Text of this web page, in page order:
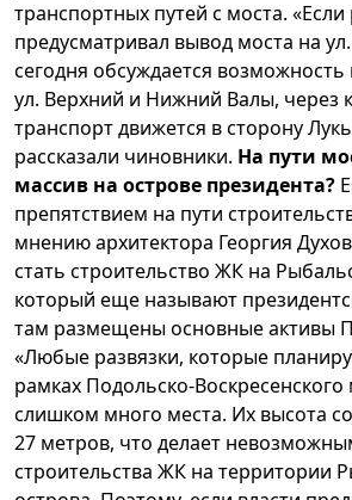
транспортных путей с моста.
предусматривал вывод моста на
сегодня обсуждается
ул. Верхний и Нижний Валы, через
транспорт движется в сторону
рассказали чиновники. На пути
массив на острове президента?
препятствием на пути
мнению архитектора Георгия
стать строительство ЖК на
который еще называют
там размещены основные активы
«Любые развязки, которые
рамках Подольско-Воскресенского
слишком много места. Их высота
27 метров, что делает
строительства ЖК на территории